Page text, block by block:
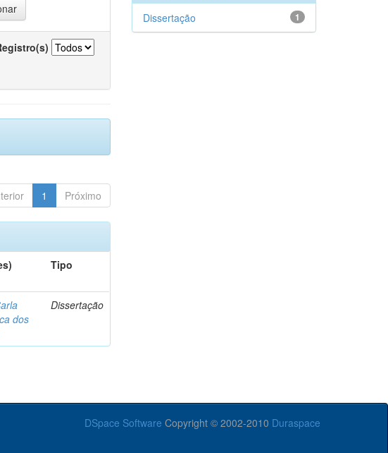
1 Próximo
Tipo
dos
Dissertação
1
Dissertação
DSpace Software Copyright © 2002-2010 Duraspace